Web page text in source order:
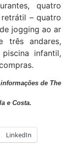
quatro
– quatro
jogging ao ar
três andares,
infantil,
de The
e Costa.
LinkedIn